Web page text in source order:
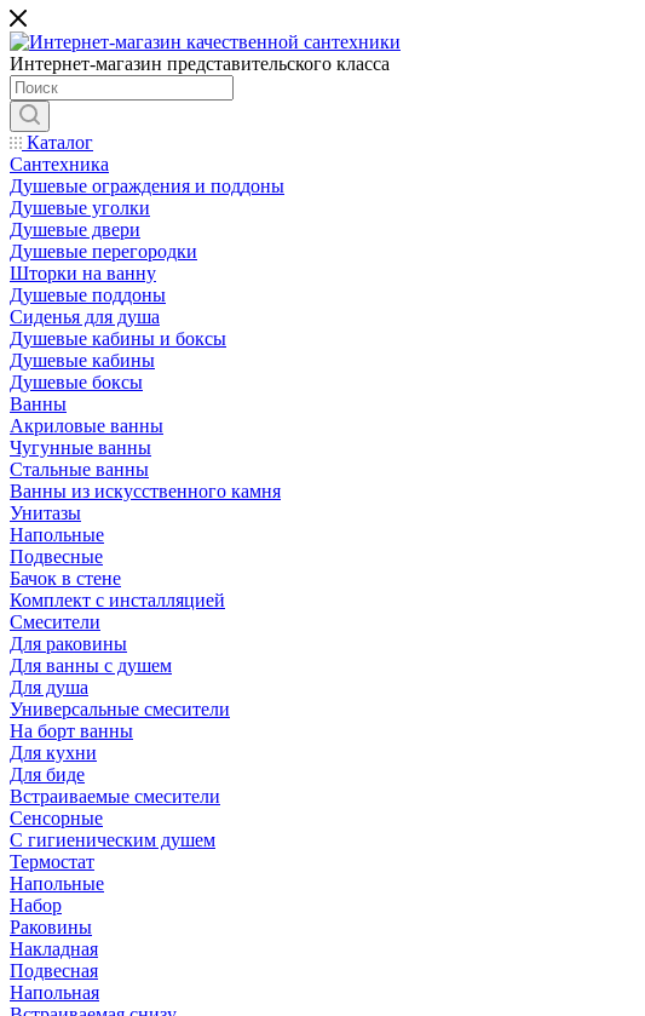
Интернет-магазин представительского класса
Каталог
Сантехника
Душевые ограждения и поддоны
Душевые уголки
Душевые двери
Душевые перегородки
Шторки на ванну
Душевые поддоны
Сиденья для душа
Душевые кабины и боксы
Душевые кабины
Душевые боксы
Ванны
Акриловые ванны
Чугунные ванны
Стальные ванны
Ванны из искусственного камня
Унитазы
Напольные
Подвесные
Бачок в стене
Комплект с инсталляцией
Смесители
Для раковины
Для ванны с душем
Для душа
Универсальные смесители
На борт ванны
Для кухни
Для биде
Встраиваемые смесители
Сенсорные
С гигиеническим душем
Термостат
Напольные
Набор
Раковины
Накладная
Подвесная
Напольная